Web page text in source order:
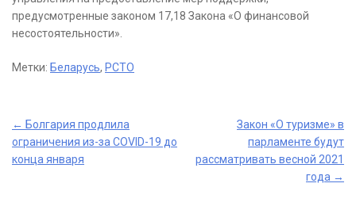
предусмотренные законом 17,18 Закона «О финансовой
несостоятельности».
Метки: Беларусь, РСТО
Post
navigation
← Болгария продлила
ограничения из-за COVID-19 до
конца января
Закон «О туризме» в
парламенте будут
рассматривать весной 2021
года →